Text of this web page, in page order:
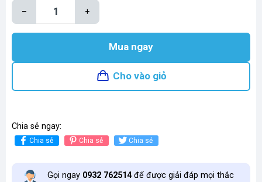
– +
Mua ngay
Cho vào giỏ
Chia sẻ ngay:
Chia sẻ Chia sẻ Chia sẻ
Gọi ngay 0932 762514để được giải đáp mọi thắc